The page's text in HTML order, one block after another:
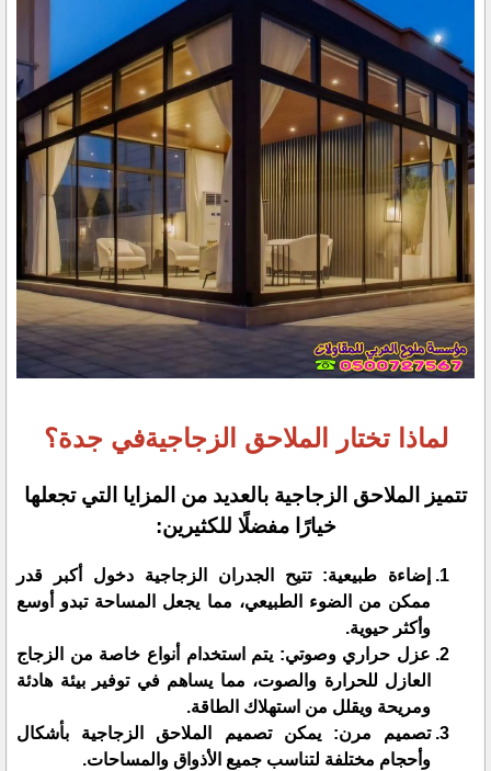
لماذا تختار الملاحق الزجاجيةفي جدة؟
تتميز الملاحق الزجاجية بالعديد من المزايا التي تجعلها
خيارًا مفضلًا للكثيرين:
إضاءة طبيعية: تتيح الجدران الزجاجية دخول أكبر قدر
ممكن من الضوء الطبيعي، مما يجعل المساحة تبدو أوسع
وأكثر حيوية.
عزل حراري وصوتي: يتم استخدام أنواع خاصة من الزجاج
العازل للحرارة والصوت، مما يساهم في توفير بيئة هادئة
ومريحة ويقلل من استهلاك الطاقة.
تصميم مرن: يمكن تصميم الملاحق الزجاجية بأشكال
وأحجام مختلفة لتناسب جميع الأذواق والمساحات.